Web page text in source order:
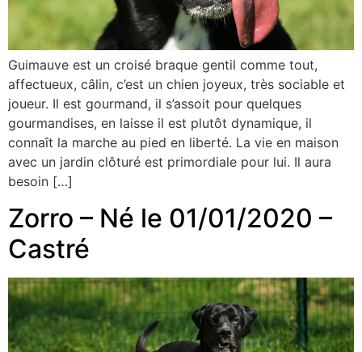
Guimauve est un croisé braque gentil comme tout,
affectueux, câlin, c’est un chien joyeux, très sociable et
joueur. Il est gourmand, il s’assoit pour quelques
gourmandises, en laisse il est plutôt dynamique, il
connaît la marche au pied en liberté. La vie en maison
avec un jardin clôturé est primordiale pour lui. Il aura
besoin […]
Zorro – Né le 01/01/2020 –
Castré